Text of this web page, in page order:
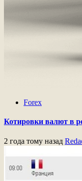
Forex
Котировки валют в
2 года тому назад